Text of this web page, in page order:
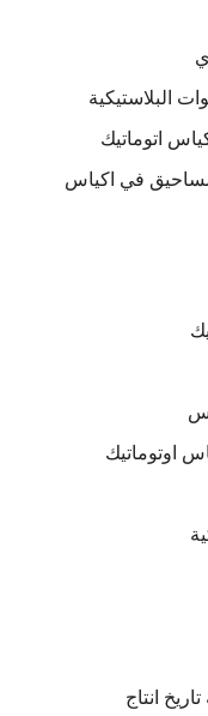
البلاستيكية
اتوماتيك
مساحيق في اكياس
اوتوماتيك
انتاج